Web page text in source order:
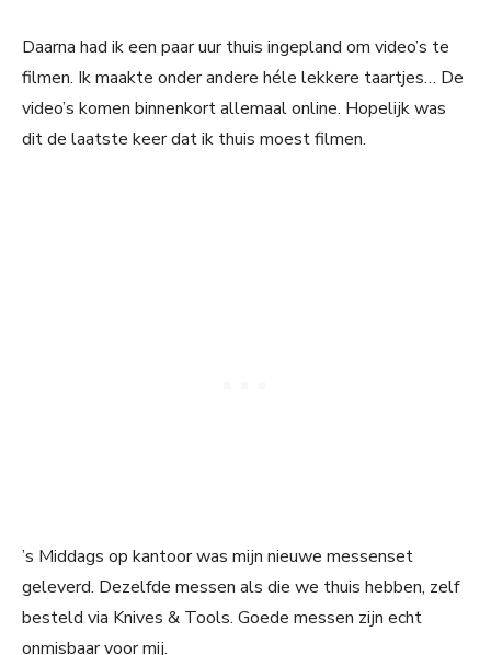
Daarna had ik een paar uur thuis ingepland om video’s te
filmen. Ik maakte onder andere héle lekkere taartjes… De
video’s komen binnenkort allemaal online. Hopelijk was
dit de laatste keer dat ik thuis moest filmen.
’s Middags op kantoor was mijn nieuwe messenset
geleverd. Dezelfde messen als die we thuis hebben, zelf
besteld via Knives & Tools. Goede messen zijn echt
onmisbaar voor mij.